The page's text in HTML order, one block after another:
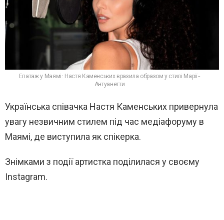
Епатаж у Маямі: Настя Каменських вразила образом у стилі Марії-
Антуанетти
Українська співачка Настя Каменських привернула
увагу незвичним стилем під час медіафоруму в
Маямі, де виступила як спікерка.
Знімками з події артистка поділилася у своєму
Instagram.